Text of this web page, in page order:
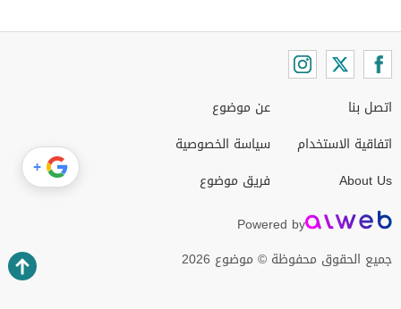
اتصل بنا
اتفاقية الاستخدام
About Us
عن موضوع
سياسة الخصوصية
فريق موضوع
Powered by
جميع الحقوق محفوظة © موضوع 2026
+